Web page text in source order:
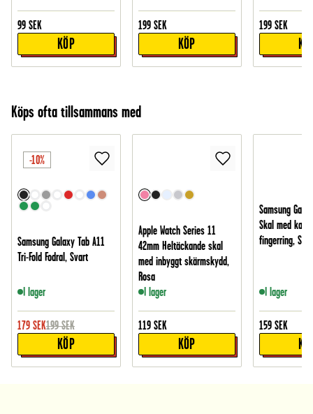
99 SEK
KÖP
199 SEK
KÖP
199 SEK
Köps ofta tillsammans med
-10%
Samsung Galaxy Tab A11
Tri-Fold Fodral, Svart
I lager
179 SEK199 SEK
KÖP
Apple Watch Series 11
42mm Heltäckande skal
med inbyggt skärmskydd,
Rosa
I lager
119 SEK
KÖP
Samsung
Skal med
fingerring,
I lager
159 SEK